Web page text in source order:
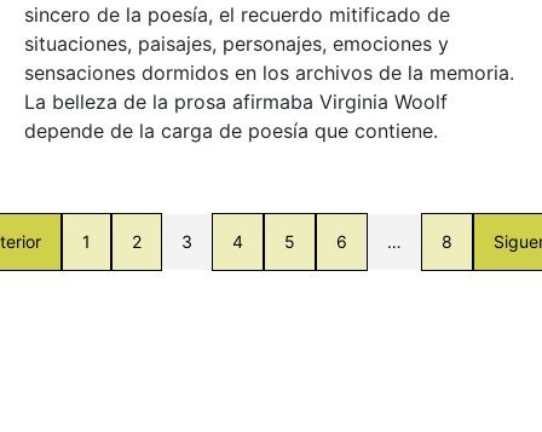
sincero de la poesía, el recuerdo mitificado de
situaciones, paisajes, personajes, emociones y
sensaciones dormidos en los archivos de la memoria.
La belleza de la prosa afirmaba Virginia Woolf
depende de la carga de poesía que contiene.
1 2 3 4 5 6 … 8